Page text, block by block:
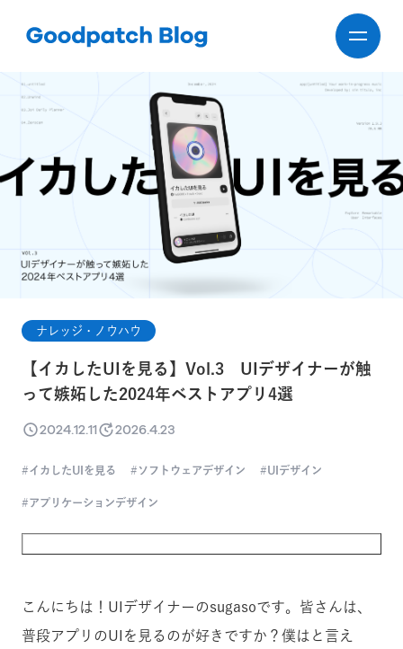
ナレッジ・ノウハウ
【イカしたUIを見る】Vol.3 UIデザイナーが触
って嫉妬した2024年ベストアプリ4選
2024.12.11 2026.4.23
イカしたUIを見る ソフトウェアデザイン UIデザイン
アプリケーションデザイン
こんにちは！UIデザイナーのsugasoです。皆さんは、
普段アプリのUIを見るのが好きですか？僕はと言え